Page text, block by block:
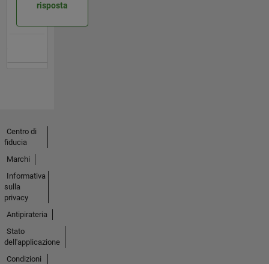
risposta
Centro di
fiducia
Marchi
Informativa
sulla
privacy
Antipirateria
Stato
dell'applicazione
Condizioni